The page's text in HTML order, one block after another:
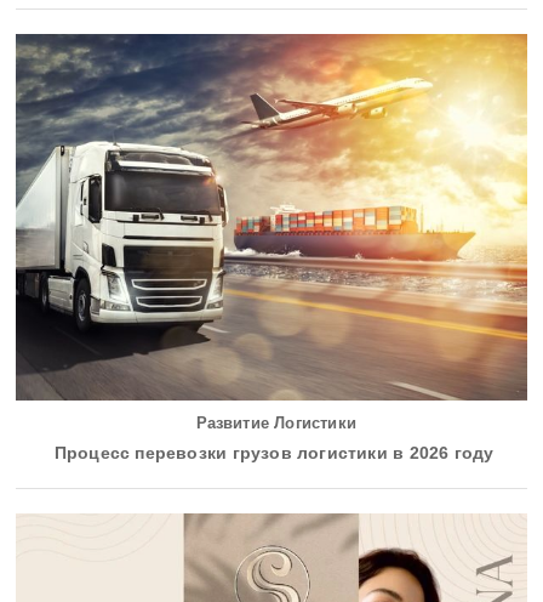
Развитие Логистики
Процесс перевозки грузов логистики в 2026 году